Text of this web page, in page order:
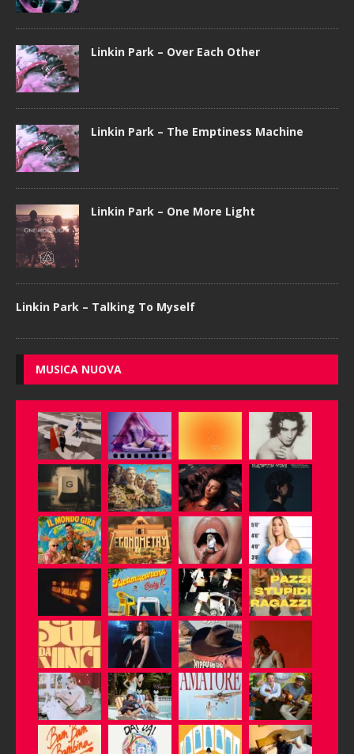
Linkin Park – Over Each Other
Linkin Park – The Emptiness Machine
Linkin Park – One More Light
Linkin Park – Talking To Myself
MUSICA NUOVA